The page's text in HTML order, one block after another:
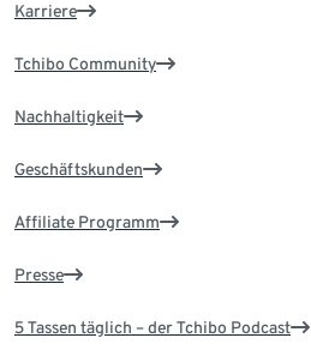
Karriere
Tchibo Community
Nachhaltigkeit
Geschäftskunden
Affiliate Programm
Presse
5 Tassen täglich – der Tchibo Podcast